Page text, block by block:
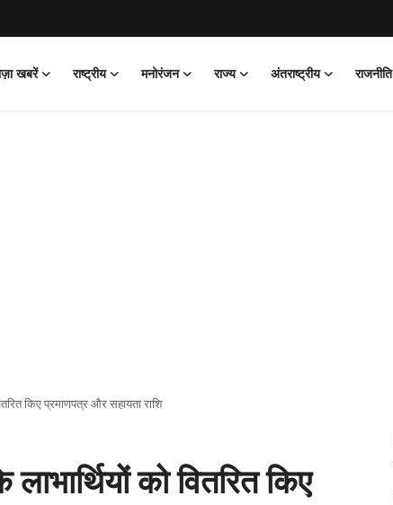
खबरें राष्ट्रीय मनोरंजन राज्य अंतराष्ट्रीय राजनीति
किए प्रमाणपत्र और सहायता राशि
को वितरित किए